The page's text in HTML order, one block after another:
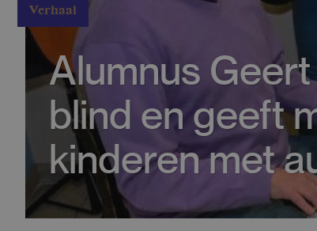
Verhaal
Alumnus
blind en geeft
kinderen met